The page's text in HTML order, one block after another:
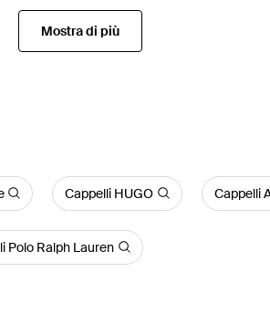
Mostra di più
Cappelli HUGO Cappelli
Polo Ralph Lauren